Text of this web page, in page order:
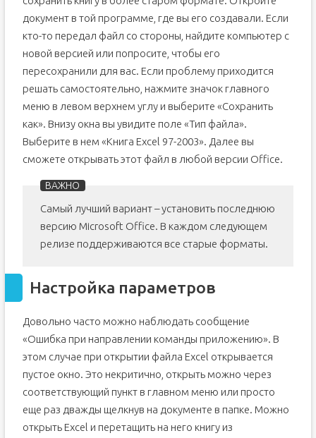
документ в той программе, где вы его создавали. Если
кто-то передал файл со стороны, найдите компьютер с
новой версией или попросите, чтобы его
пересохранили для вас. Если проблему приходится
решать самостоятельно, нажмите значок главного
меню в левом верхнем углу и выберите «Сохранить
как». Внизу окна вы увидите поле «Тип файла».
Выберите в нем «Книга Excel 97-2003». Далее вы
сможете открывать этот файл в любой версии Office.
Самый лучший вариант – установить последнюю
версию Microsoft Office. В каждом следующем
релизе поддерживаются все старые форматы.
Настройка параметров
Довольно часто можно наблюдать сообщение
«Ошибка при направлении команды приложению». В
этом случае при открытии файла Excel открывается
пустое окно. Это некритично, открыть можно через
соответствующий пункт в главном меню или просто
еще раз дважды щелкнув на документе в папке. Можно
открыть Excel и перетащить на него книгу из